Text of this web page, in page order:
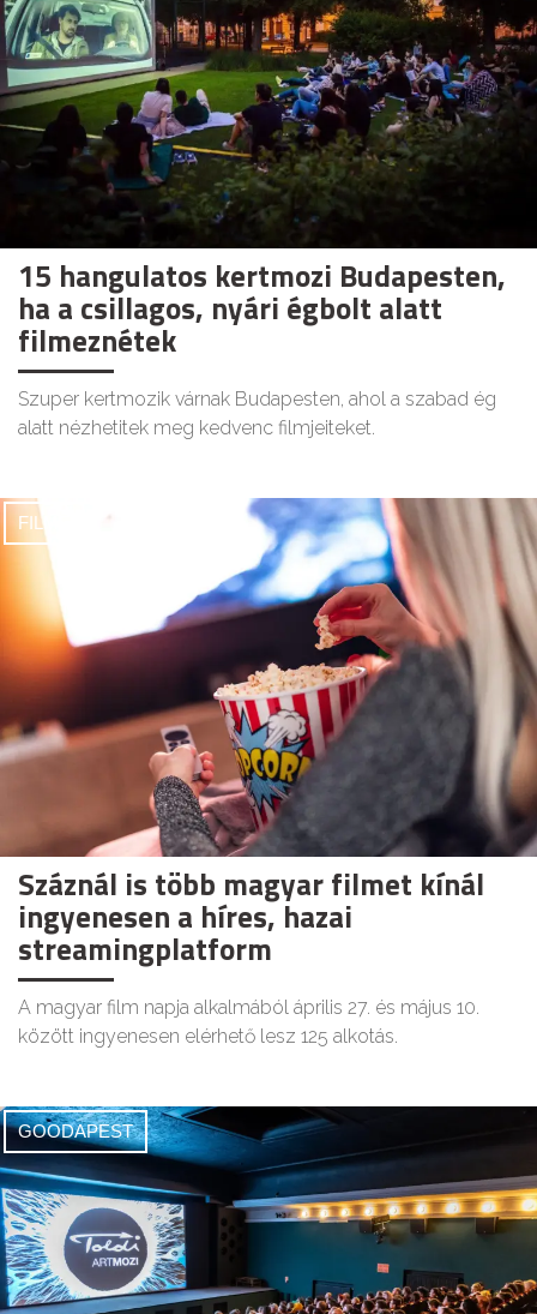
15 hangulatos kertmozi Budapesten,
ha a csillagos, nyári égbolt alatt
filmeznétek
Szuper kertmozik várnak Budapesten, ahol a szabad ég
alatt nézhetitek meg kedvenc filmjeiteket.
FILMEK
Száznál is több magyar filmet kínál
ingyenesen a híres, hazai
streamingplatform
A magyar film napja alkalmából április 27. és május 10.
között ingyenesen elérhető lesz 125 alkotás.
GOODAPEST